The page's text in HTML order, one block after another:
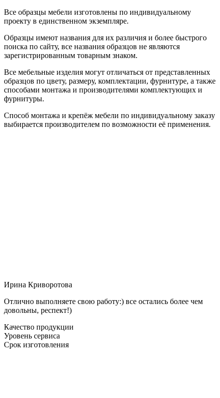
Все образцы мебели изготовлены по индивидуальному
проекту в единственном экземпляре.
Образцы имеют названия для их различия и более быстрого
поиска по сайту, все названия образцов не являются
зарегистрированным товарным знаком.
Все мебельные изделия могут отличаться от представленных
образцов по цвету, размеру, комплектации, фурнитуре, а также
способами монтажа и производителями комплектующих и
фурнитуры.
Способ монтажа и крепёж мебели по индивидуальному заказу
выбирается производителем по возможности её применения.
Ирина Криворотова
Отлично выполняете свою работу:) все остались более чем
довольны, респект!)
Качество продукции
Уровень сервиса
Срок изготовления